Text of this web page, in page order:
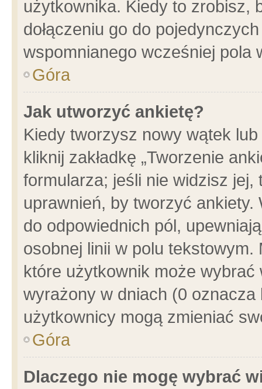
użytkownika. Kiedy to zrobisz,
dołączeniu go do
wspomnianego wcześniej pola
Góra
Jak utworzyć ankietę?
Kiedy tworzysz nowy wątek
kliknij zakładkę „Tworzenie
formularza; jeśli nie widzisz
uprawnień, by tworzyć ankiety.
do odpowiednich pól,
osobnej linii w polu
które użytkownik może
wyrażony w dniach (0
użytkownicy mogą zmieniać
Góra
Dlaczego nie mogę wybrać